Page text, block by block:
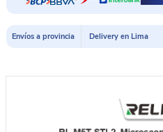
Envíos a provincia Delivery en Lima